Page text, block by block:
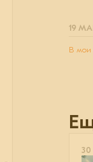
19
В мои
30